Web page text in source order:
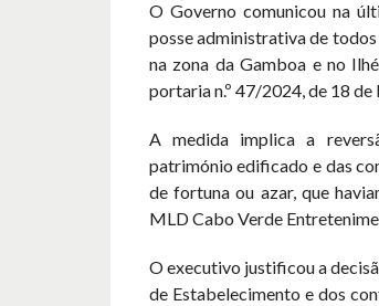
O Governo comunicou na
posse administrativa de
na zona da Gamboa e no
portaria n.º 47/2024, de 18
A medida implica a
património edificado e das
de fortuna ou azar, que
MLD Cabo Verde
O executivo justificou a
de Estabelecimento e dos